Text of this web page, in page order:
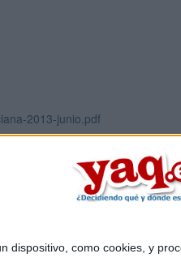
dispositivo, como cookies, y
2013-junio.pdf
Quiénes somos|Contactar